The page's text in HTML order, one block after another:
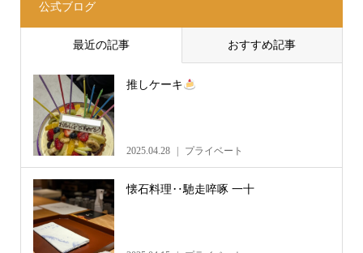
公式ブログ
最近の記事 おすすめ記事
推しケーキ
2025.04.28 プライベート
懐石料理‥馳走啐啄 一十